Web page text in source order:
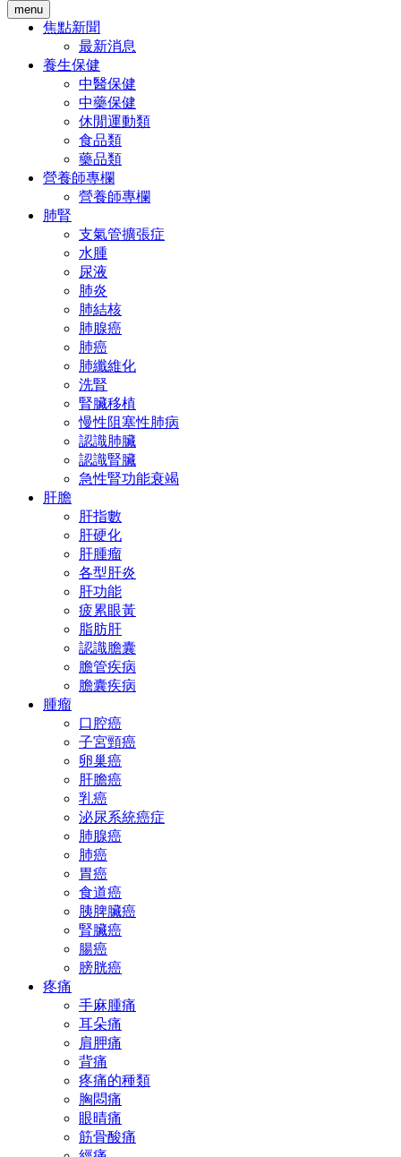
menu
焦點新聞
最新消息
養生保健
中醫保健
中藥保健
休閒運動類
食品類
藥品類
營養師專欄
營養師專欄
肺腎
支氣管擴張症
水腫
尿液
肺炎
肺結核
肺腺癌
肺癌
肺纖維化
洗腎
腎臟移植
慢性阻塞性肺病
認識肺臟
認識腎臟
急性腎功能衰竭
肝膽
肝指數
肝硬化
肝腫瘤
各型肝炎
肝功能
疲累眼黃
脂肪肝
認識膽囊
膽管疾病
膽囊疾病
腫瘤
口腔癌
子宮頸癌
卵巢癌
肝膽癌
乳癌
泌尿系統癌症
肺腺癌
肺癌
胃癌
食道癌
胰脾臟癌
腎臟癌
腸癌
膀胱癌
疼痛
手麻腫痛
耳朵痛
肩胛痛
背痛
疼痛的種類
胸悶痛
眼晴痛
筋骨酸痛